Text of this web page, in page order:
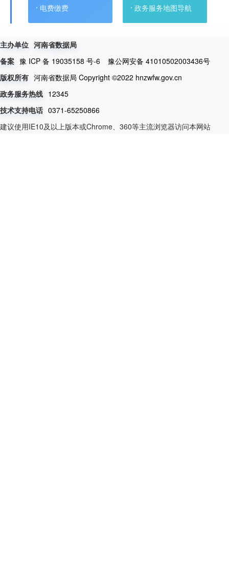
电费缴费
政务服务地图导航
主办单位 河南省数据局
备案 豫 ICP 备 19035158 号-6 豫公网安备 41010502003436号
版权所有 河南省数据局 Copyright ©2022 hnzwfw.gov.cn
政务服务热线 12345
技术支持电话
0371-65250866
建议使用IE10及以上版本或Chrome、360等主流浏览器访问本网站